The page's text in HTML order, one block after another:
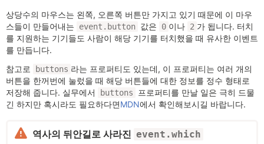
상당수의 마우스는 왼쪽, 오른쪽 버튼만 가지고 있기 때문에 이 마우
스들이 만들어내는
event.button 값은 0 이나 2 가 됩니다. 터치
를 지원하는 기기들도 사람이 해당 기기를 터치했을 때 유사한 이벤트
를 만듭니다.
참고로
buttons 라는 프로퍼티도 있는데, 이 프로퍼티는 여러 개의
버튼을 한꺼번에 눌렀을 때 해당 버튼들에 대한 정보를 정수 형태로
저장해 줍니다. 실무에서
buttons
프로퍼티를 만날 일은 극히 드물
긴 하지만 혹시라도 필요하다면MDN에서 확인해보시길 바랍니다.
역사의 뒤안길로 사라진 event.which